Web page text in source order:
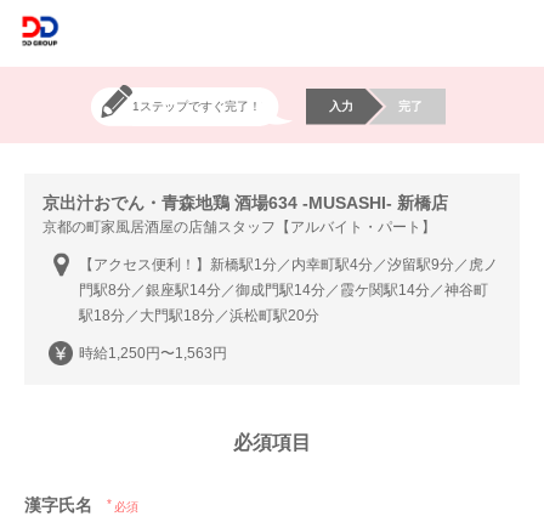
1ステップですぐ完了！ 入力 完了
京出汁おでん・青森地鶏 酒場634 -MUSASHI- 新橋店
京都の町家風居酒屋の店舗スタッフ【アルバイト・パート】
【アクセス便利！】新橋駅1分／内幸町駅4分／汐留駅9分／虎ノ
門駅8分／銀座駅14分／御成門駅14分／霞ケ関駅14分／神谷町
駅18分／大門駅18分／浜松町駅20分
時給1,250円〜1,563円
必須項目
漢字氏名 必須